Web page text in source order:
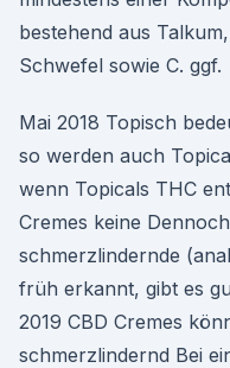
bestehend aus
Schwefel sowie C. ggf.
Mai 2018 Topisch
so werden auch
wenn Topicals THC
Cremes keine
schmerzlindernde
früh erkannt, gibt es
2019 CBD Cremes
schmerzlindernd Bei